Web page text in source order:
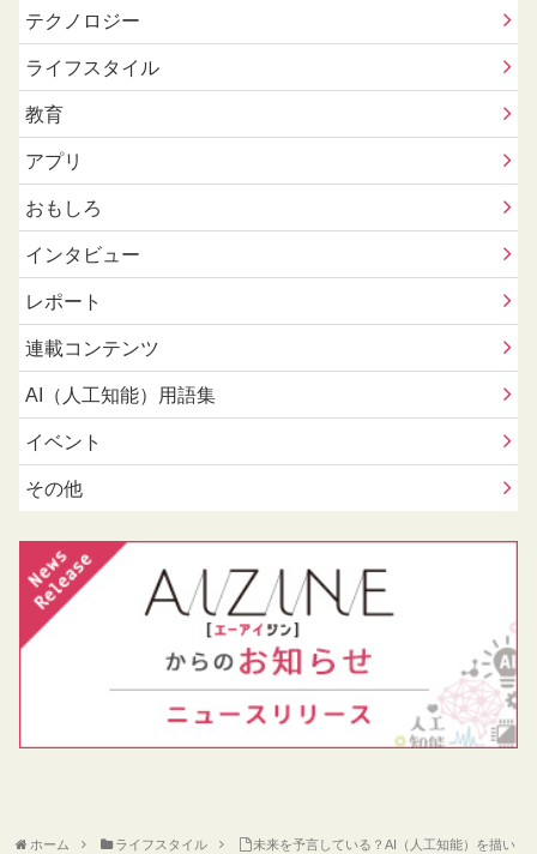
テクノロジー
ライフスタイル
教育
アプリ
おもしろ
インタビュー
レポート
連載コンテンツ
AI（人工知能）用語集
イベント
その他
ホーム ライフスタイル 未来を予言している？AI（人工知能）を描い